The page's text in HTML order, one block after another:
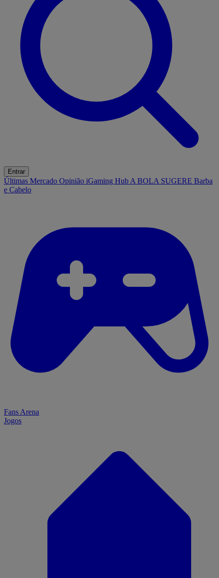
Entrar
Últimas Mercado Opinião iGaming Hub A BOLA SUGERE Barba
e Cabelo
Fans Arena
Jogos